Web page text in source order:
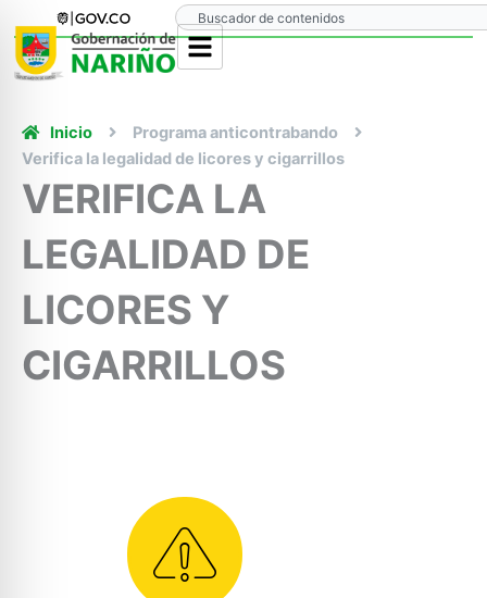
contenido
Search
Inicio
Programa anticontrabando
Verifica la legalidad de licores y cigarrillos
VERIFICA LA
LEGALIDAD DE
LICORES Y
CIGARRILLOS